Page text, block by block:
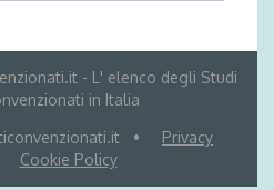
- L' elenco degli Studi
in Italia
•
Privacy
Cookie Policy